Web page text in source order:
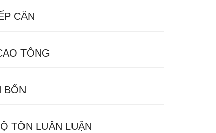
CĂN
TÔNG
BỔN
TÔN LUÂN LUẬN